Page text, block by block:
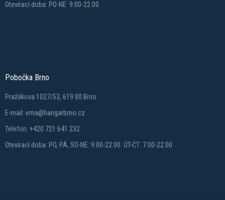
Otevírací doba: PO-NE: 9:00-22:00
Pobočka Brno
Pražákova 1027/53, 619 00 Brno
E-mail: ema@hangarbrno.cz
Telefon: +420 721 641 232
Otevírací doba: PO, PÁ, SO-NE: 9:00-22:00. ÚT-ČT: 7:00-22:00